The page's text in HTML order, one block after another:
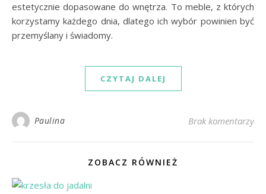
estetycznie dopasowane do wnętrza. To meble, z których
korzystamy każdego dnia, dlatego ich wybór powinien być
przemyślany i świadomy.
CZYTAJ DALEJ
Paulina Brak komentarzy
ZOBACZ RÓWNIEŻ